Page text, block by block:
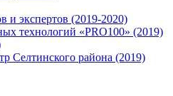
и экспертов (2019-2020)
технологий «PRO100» (2019)
Селтинского района (2019)